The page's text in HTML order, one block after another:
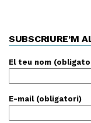
SUBSCRIURE’M
El teu nom
E-mail (obligatori)